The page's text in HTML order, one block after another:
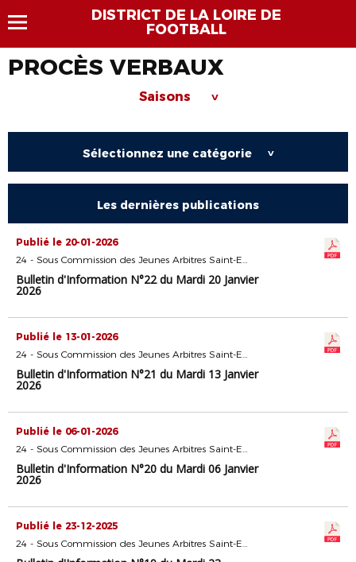
DISTRICT DE LA LOIRE DE
FOOTBALL
PROCÈS VERBAUX
Saisons >
Sélectionnez une catégorie >
Les dernières publications
Publié le 20-01-2026
24 - Sous Commission des Jeunes Arbitres Saint-Etienne
Bulletin d'Information N°22 du Mardi 20 Janvier
2026
Publié le 13-01-2026
24 - Sous Commission des Jeunes Arbitres Saint-Etienne
Bulletin d'Information N°21 du Mardi 13 Janvier
2026
Publié le 06-01-2026
24 - Sous Commission des Jeunes Arbitres Saint-Etienne
Bulletin d'Information N°20 du Mardi 06 Janvier
2026
Publié le 23-12-2025
24 - Sous Commission des Jeunes Arbitres Saint-Etienne